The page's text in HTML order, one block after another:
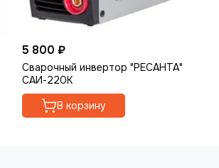
5 800 ₽
Сварочный инвертор "РЕСАНТА"
САИ-220К
В корзину